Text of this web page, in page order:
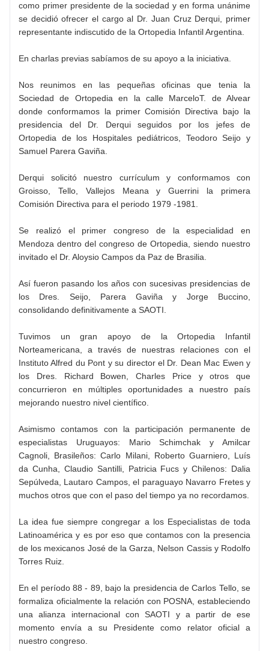
como primer presidente de la sociedad y en forma unánime
se decidió ofrecer el cargo al Dr. Juan Cruz Derqui, primer
representante indiscutido de la Ortopedia Infantil Argentina.
En charlas previas sabíamos de su apoyo a la iniciativa.
Nos reunimos en las pequeñas oficinas que tenia la
Sociedad de Ortopedia en la calle MarceloT. de Alvear
donde conformamos la primer Comisión Directiva bajo la
presidencia del Dr. Derqui seguidos por los jefes de
Ortopedia de los Hospitales pediátricos, Teodoro Seijo y
Samuel Parera Gaviña.
Derqui solicitó nuestro currículum y conformamos con
Groisso, Tello, Vallejos Meana y Guerrini la primera
Comisión Directiva para el periodo 1979 -1981.
Se realizó el primer congreso de la especialidad en
Mendoza dentro del congreso de Ortopedia, siendo nuestro
invitado el Dr. Aloysio Campos da Paz de Brasilia.
Así fueron pasando los años con sucesivas presidencias de
los Dres. Seijo, Parera Gaviña y Jorge Buccino,
consolidando definitivamente a SAOTI.
Tuvimos un gran apoyo de la Ortopedia Infantil
Norteamericana, a través de nuestras relaciones con el
Instituto Alfred du Pont y su director el Dr. Dean Mac Ewen y
los Dres. Richard Bowen, Charles Price y otros que
concurrieron en múltiples oportunidades a nuestro país
mejorando nuestro nivel científico.
Asimismo contamos con la participación permanente de
especialistas Uruguayos: Mario Schimchak y Amilcar
Cagnoli, Brasileños: Carlo Milani, Roberto Guarniero, Luís
da Cunha, Claudio Santilli, Patricia Fucs y Chilenos: Dalia
Sepúlveda, Lautaro Campos, el paraguayo Navarro Fretes y
muchos otros que con el paso del tiempo ya no recordamos.
La idea fue siempre congregar a los Especialistas de toda
Latinoamérica y es por eso que contamos con la presencia
de los mexicanos José de la Garza, Nelson Cassis y Rodolfo
Torres Ruiz.
En el período 88 - 89, bajo la presidencia de Carlos Tello, se
formaliza oficialmente la relación con POSNA, estableciendo
una alianza internacional con SAOTI y a partir de ese
momento envía a su Presidente como relator oficial a
nuestro congreso.